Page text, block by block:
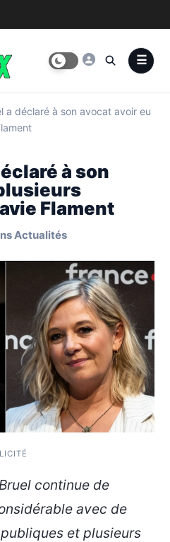
a déclaré à son avocat avoir eu
à son
Flament
Actualités
continue de
avec de
et plusieurs